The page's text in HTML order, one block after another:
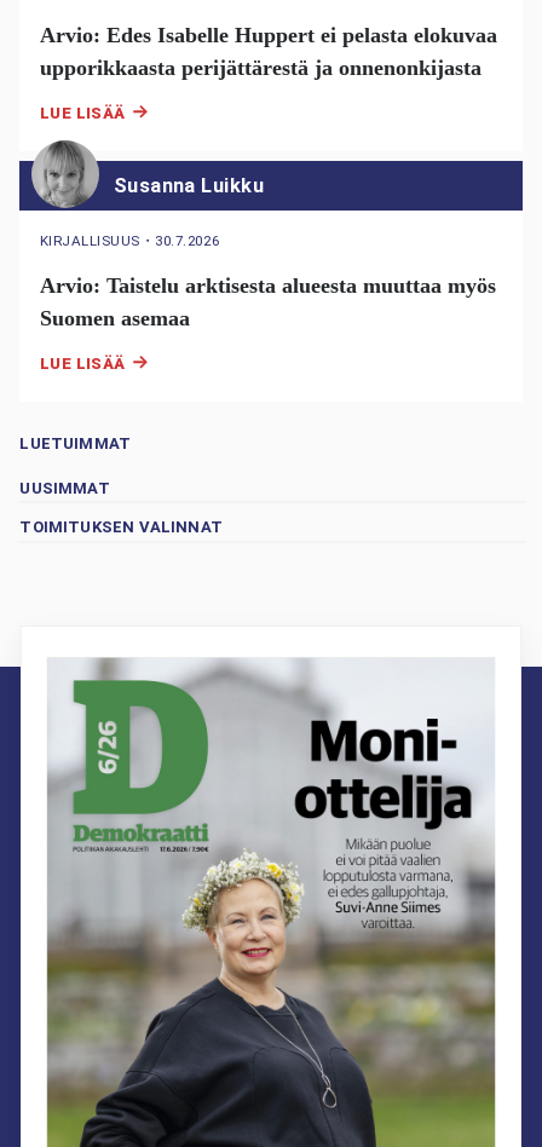
Arvio: Edes Isabelle Huppert ei pelasta elokuvaa
upporikkaasta perijättärestä ja onnenonkijasta
LUE LISÄÄ
Susanna Luikku
KIRJALLISUUS ・ 30.7.2026
Arvio: Taistelu arktisesta alueesta muuttaa myös
Suomen asemaa
LUE LISÄÄ
LUETUIMMAT
UUSIMMAT
TOIMITUKSEN VALINNAT